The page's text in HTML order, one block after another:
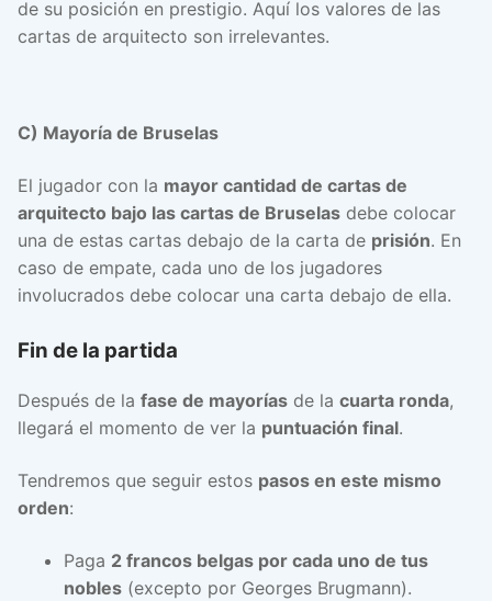
de su posición en prestigio. Aquí los valores de las
cartas de arquitecto son irrelevantes.
C) Mayoría de Bruselas
El jugador con la mayor cantidad de cartas de
arquitecto bajo las cartas de Bruselas debe colocar
una de estas cartas debajo de la carta de prisión. En
caso de empate, cada uno de los jugadores
involucrados debe colocar una carta debajo de ella.
Fin de la partida
Después de la fase de mayorías de la cuarta ronda,
llegará el momento de ver la puntuación final.
Tendremos que seguir estos pasos en este mismo
orden:
Paga 2 francos belgas por cada uno de tus
nobles(excepto por Georges Brugmann).